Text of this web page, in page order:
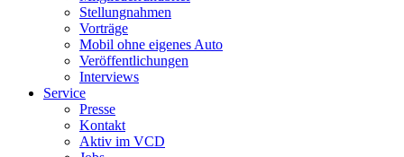
Stellungnahmen
Vorträge
Mobil ohne eigenes Auto
Veröffentlichungen
Interviews
Service
Presse
Kontakt
Aktiv im VCD